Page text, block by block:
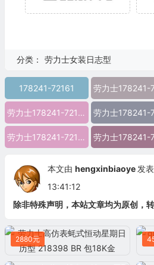
分类： 劳力士女装日志型
178241-72161
劳力士178241-72161价格
劳力士178241-72161多少钱
本文由 hengxinbiaoye 发
13:41:12
除非特殊声明，本站文章均为原创，
2880元